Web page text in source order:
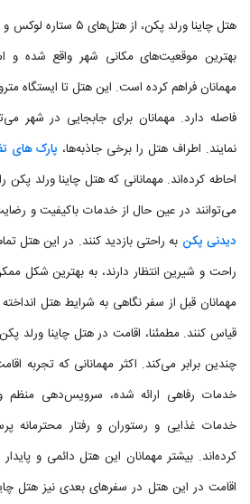
هتل چاینا ورلد پکن،
بهترین موقعیت‌های مکانی شهر واقع شده و
مهمانان فراهم کرده است. این هتل تا ایستگاه
فاصله دارد. مهمانان برای جابجایی در شهر
نمایند. اطراف هتل را برخی جاذبه‌ها، پارک های
احاطه کرده‌اند. مهمانانی که هتل چاینا ورلد پکن
می‌توانند در عین حال از خدمات باکیفیت و
دیدنی پکن به راحتی بازدید کنند. در این هتل
راحت و شیرین انتظار دارند، به بهترین شکل
مهمانان قبل از سفر نگاهی به شرایط هتل
قیاس کنند. مطمئنا، اقامت در هتل چاینا ورلد
چندین برابر می‌کند. اکثر مهمانانی که تجربه
خدمات رفاهی ارائه شده، سرویس‌دهی منظم
خدمات غذایی و رستوران و رفتار محترمانه
کرده‌اند. بیشتر مهمانان این هتل دائمی و
اقامت در این هتل در سفرهای بعدی نیز هتل